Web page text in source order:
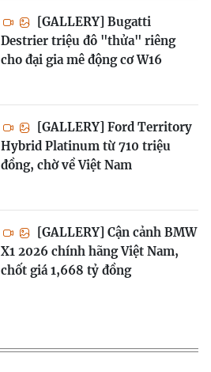
[GALLERY] Bugatti
Destrier triệu đô "thửa" riêng
cho đại gia mê động cơ W16
[GALLERY] Ford Territory
Hybrid Platinum từ 710 triệu
đồng, chờ về Việt Nam
[GALLERY] Cận cảnh BMW
X1 2026 chính hãng Việt Nam,
chốt giá 1,668 tỷ đồng